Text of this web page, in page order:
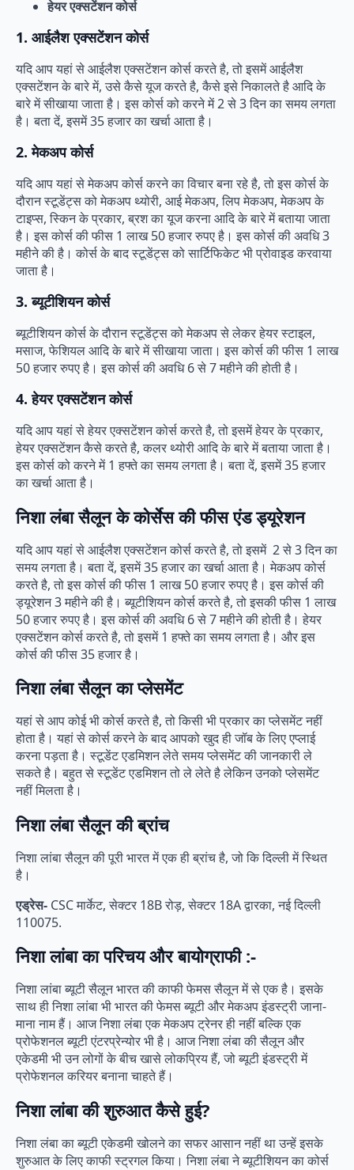
हेयर एक्सटेंशन कोर्स
1. आईलैश एक्सटेंशन कोर्स
यदि आप यहां से आईलैश एक्सटेंशन कोर्स करते है, तो इसमें आईलैश
एक्सटेंशन के बारे में, उसे कैसे यूज करते है, कैसे इसे निकालते है आदि के
बारे में सीखाया जाता है। इस कोर्स को करने में 2 से 3 दिन का समय लगता
है। बता दें, इसमें 35 हजार का खर्चा आता है।
2. मेकअप कोर्स
यदि आप यहां से मेकअप कोर्स करने का विचार बना रहे है, तो इस कोर्स के
दौरान स्टूडेंट्स को मेकअप थ्योरी, आई मेकअप, लिप मेकअप, मेकअप के
टाइप्स, स्किन के प्रकार, ब्रश का यूज करना आदि के बारे में बताया जाता
है। इस कोर्स की फीस 1 लाख 50 हजार रुपए है। इस कोर्स की अवधि 3
महीने की है। कोर्स के बाद स्टूडेंट्स को सार्टिफिकेट भी प्रोवाइड करवाया
जाता है।
3. ब्यूटीशियन कोर्स
ब्यूटीशियन कोर्स के दौरान स्टूडेंट्स को मेकअप से लेकर हेयर स्टाइल,
मसाज, फेशियल आदि के बारे में सीखाया जाता। इस कोर्स की फीस 1 लाख
50 हजार रुपए है। इस कोर्स की अवधि 6 से 7 महीने की होती है।
4. हेयर एक्सटेंशन कोर्स
यदि आप यहां से हेयर एक्सटेंशन कोर्स करते है, तो इसमें हेयर के प्रकार,
हेयर एक्सटेंशन कैसे करते है, कलर थ्योरी आदि के बारे में बताया जाता है।
इस कोर्स को करने में 1 हफ्ते का समय लगता है। बता दें, इसमें 35 हजार
का खर्चा आता है।
निशा लंबा सैलून के कोर्सेस की फीस एंड ड्यूरेशन
यदि आप यहां से आईलैश एक्सटेंशन कोर्स करते है, तो इसमें 2 से 3 दिन का
समय लगता है। बता दें, इसमें 35 हजार का खर्चा आता है। मेकअप कोर्स
करते है, तो इस कोर्स की फीस 1 लाख 50 हजार रुपए है। इस कोर्स की
ड्यूरेशन 3 महीने की है। ब्यूटीशियन कोर्स करते है, तो इसकी फीस 1 लाख
50 हजार रुपए है। इस कोर्स की अवधि 6 से 7 महीने की होती है। हेयर
एक्सटेंशन कोर्स करते है, तो इसमें 1 हफ्ते का समय लगता है। और इस
कोर्स की फीस 35 हजार है।
निशा लंबा सैलून का प्लेसमेंट
यहां से आप कोई भी कोर्स करते है, तो किसी भी प्रकार का प्लेसमेंट नहीं
होता है। यहां से कोर्स करने के बाद आपको खुद ही जॉब के लिए एप्लाई
करना पड़ता है। स्टूडेंट एडमिशन लेते समय प्लेसमेंट की जानकारी ले
सकते है। बहुत से स्टूडेंट एडमिशन तो ले लेते है लेकिन उनको प्लेसमेंट
नहीं मिलता है।
निशा लंबा सैलून की ब्रांच
निशा लांबा सैलून की पूरी भारत में एक ही ब्रांच है, जो कि दिल्ली में स्थित
है।
एड्रेस- CSC मार्केट, सेक्टर 18B रोड़, सेक्टर 18A द्वारका, नई दिल्ली
110075.
निशा लांबा का परिचय और बायोग्राफी :-
निशा लांबा ब्यूटी सैलून भारत की काफी फेमस सैलून में से एक है। इसके
साथ ही निशा लांबा भी भारत की फेमस ब्यूटी और मेकअप इंडस्ट्री जाना-
माना नाम हैं। आज निशा लंबा एक मेकअप ट्रेनर ही नहीं बल्कि एक
प्रोफेशनल ब्यूटी एंटरप्रेन्योर भी है। आज निशा लंबा की सैलून और
एकेडमी भी उन लोगों के बीच खासे लोकप्रिय हैं, जो ब्यूटी इंडस्ट्री में
प्रोफेशनल करियर बनाना चाहते हैं।
निशा लांबा की शुरुआत कैसे हुई?
निशा लंबा का ब्यूटी एकेडमी खोलने का सफर आसान नहीं था उन्हें इसके
शुरुआत के लिए काफी स्ट्रगल किया। निशा लंबा ने ब्यूटीशियन का कोर्स